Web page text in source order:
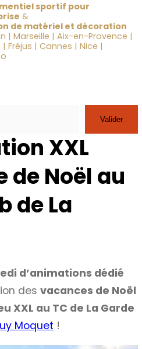
sportif pour
&
de matériel et décoration
| Marseille | Aix-en-Provence |
Fréjus | Cannes | Nice |
Valider
XXL
de Noël au
de La
d’animations dédié
desvacances de Noël
XXL au TC de La Garde
Moquet !